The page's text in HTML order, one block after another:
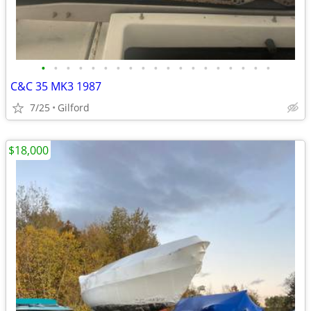
• • • • • • • • • • • • • • • • • • •
C&C 35 MK3 1987
7/25 Gilford
$18,000